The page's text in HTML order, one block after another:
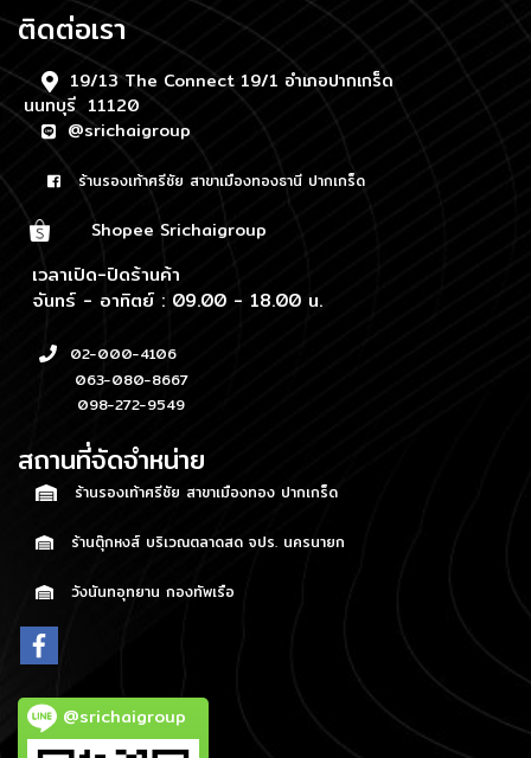
ติดต่อเรา
19/13 The Connect 19/1 อำเภอปากเกร็ด
นนทบุรี 11120
@srichaigroup
ร้านรองเท้าศรีชัย สาขาเมืองทองธานี ปากเกร็ด
Shopee Srichaigroup
เวลาเปิด-ปิดร้านค้า
จันทร์ - อาทิตย์ : 09.00 - 18.00 น.
02-000-4106
063-080-8667
098-272-9549
สถานที่จัดจำหน่าย
ร้านรองเท้าศรีชัย สาขาเมืองทอง ปากเกร็ด
ร้านตุ๊กหงส์ บริเวณตลาดสด จปร. นครนายก
วังนันทอุทยาน กองทัพเรือ
@srichaigroup